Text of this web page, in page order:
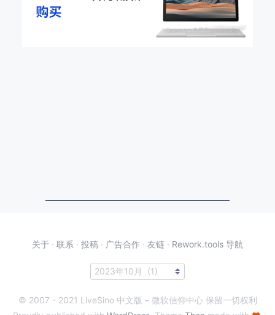
关于 · 联系 · 投稿 · 广告合作 · 友链 · Rework.tools 导航
© 2007 - 2021 LiveSino 中文版 – 微软信仰中心 保留一切权利